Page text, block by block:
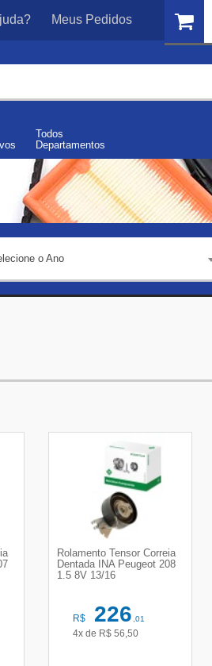
Meus Pedidos
Todos
Departamentos
o Ano
Rolamento Tensor Correia
Dentada INA Peugeot 208
1.5 8V 13/16
R$ 226,01
4x de R$ 56,50